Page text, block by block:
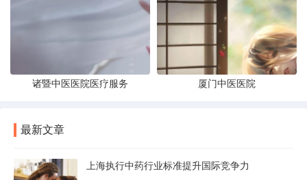
诸暨中医医院医疗服务 厦门中医医院
最新文章
上海执行中药行业标准提升国际竞争力